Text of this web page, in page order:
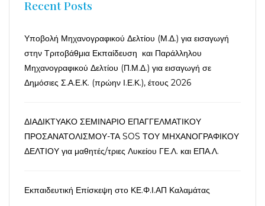
Recent Posts
Υποβολή Μηχανογραφικού Δελτίου (Μ.Δ.) για εισαγωγή
στην Τριτοβάθμια Εκπαίδευση και Παράλληλου
Μηχανογραφικού Δελτίου (Π.Μ.Δ.) για εισαγωγή σε
Δημόσιες Σ.Α.Ε.Κ. (πρώην Ι.Ε.Κ.), έτους 2026
ΔΙΑΔΙΚΤΥΑΚΟ ΣΕΜΙΝΑΡΙΟ ΕΠΑΓΓΕΛΜΑΤΙΚΟΥ
ΠΡΟΣΑΝΑΤΟΛΙΣΜΟΥ-ΤΑ SOS ΤΟΥ ΜΗΧΑΝΟΓΡΑΦΙΚΟΥ
ΔΕΛΤΙΟΥ για μαθητές/τριες Λυκείου ΓΕ.Λ. και ΕΠΑ.Λ.
Εκπαιδευτική Επίσκεψη στο ΚΕ.Φ.Ι.ΑΠ Καλαμάτας